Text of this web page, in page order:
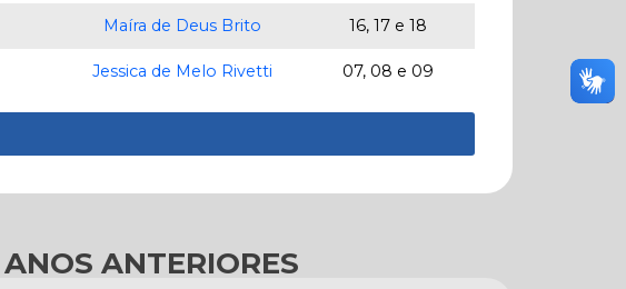
Maíra de Deus Brito 16, 17 e 18
Jessica de Melo Rivetti 07, 08 e 09
ANTERIORES